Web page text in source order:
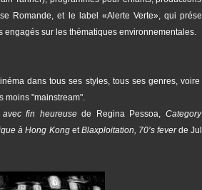
Romande, et le label «Alerte Verte», qui
engagés sur les thématiques environnementales.
dans tous ses styles, tous ses genres, voire
moins "mainstream".
fin heureusede Regina Pessoa,
à Hong KongetBlaxploitation, 70’s feverde